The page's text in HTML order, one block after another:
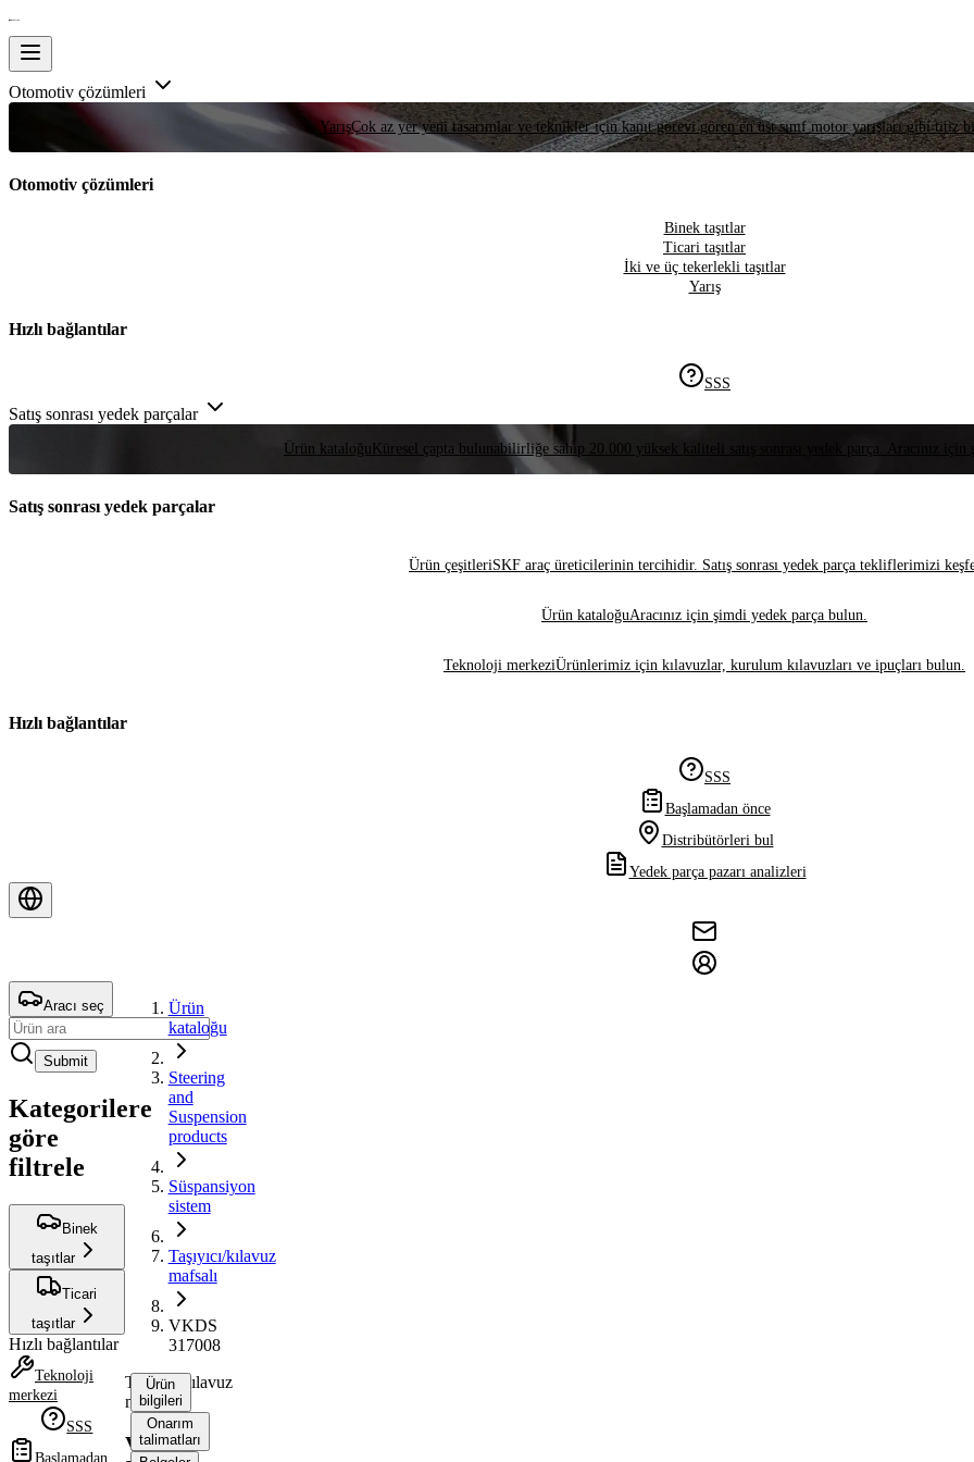
Otomotiv çözümleri
YarışÇok az yer yeni tasarımlar ve teknikler için kanıt görevi gören en üst sınıf motor yarışları gibi titiz
Otomotiv çözümleri
Binek taşıtlar
Ticari taşıtlar
İki ve üç tekerlekli taşıtlar
Yarış
Hızlı bağlantılar
SSS
Satış sonrası yedek parçalar
Ürün kataloğu Küresel çapta bulunabilirliğe sahip 20.000 yüksek kaliteli satış sonrası yedek parça. Aracınız
Satış sonrası yedek parçalar
Ürün çeşitleriSKF araç üreticilerinin tercihidir. Satış sonrası yedek parça tekliflerimizi
Ürün kataloğuAracınız için şimdi yedek parça bulun.
Teknoloji merkeziÜrünlerimiz için kılavuzlar, kurulum kılavuzları ve ipuçları bulun.
Hızlı bağlantılar
SSS
Başlamadan önce
Distribütörleri bul
Yedek parça pazarı analizleri
Aracı seç
Submit
Kategorilere
göre
filtrele
Binek
taşıtlar
Ticari
taşıtlar
Hızlı bağlantılar
Teknoloji
merkezi
SSS
Başlamadan
Ürün
kataloğu
Steering
and
Suspension
products
Süspansiyon
sistem
Taşıyıcı/kılavuz
mafsalı
VKDS
317008
Taşıyıcı/kılavuz
mafsalı
VKDS
Ürün
bilgileri
Onarım
talimatları